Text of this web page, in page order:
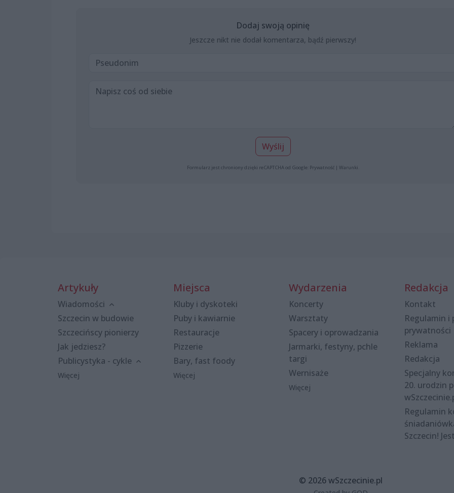
Dodaj swoją opinię
Jeszcze nikt nie dodał komentarza, bądź pierwszy!
Wyślij
Formularz jest chroniony dzięki reCAPTCHA od Google: Prywatność| Warunki
Artykuły
Wiadomości
Szczecin w budowie
Szczecińscy pionierzy
Jak jedziesz?
Publicystyka - cykle
Więcej
Miejsca
Kluby i dyskoteki
Puby i kawiarnie
Restauracje
Pizzerie
Bary, fast foody
Więcej
Wydarzenia
Koncerty
Warsztaty
Spacery i oprowadzania
Jarmarki, festyny, pchle
targi
Wernisaże
Więcej
Redakcja
Kontakt
Regulamin i
prywatności
Reklama
Redakcja
Specjalny
20. urodzin
Regulamin
Szczecin!
© 2026 wSzczecinie.pl